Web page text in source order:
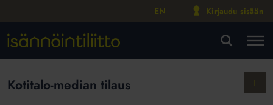
EN Kirjaudu sisään
Kotitalo-median tilaus
Näytä